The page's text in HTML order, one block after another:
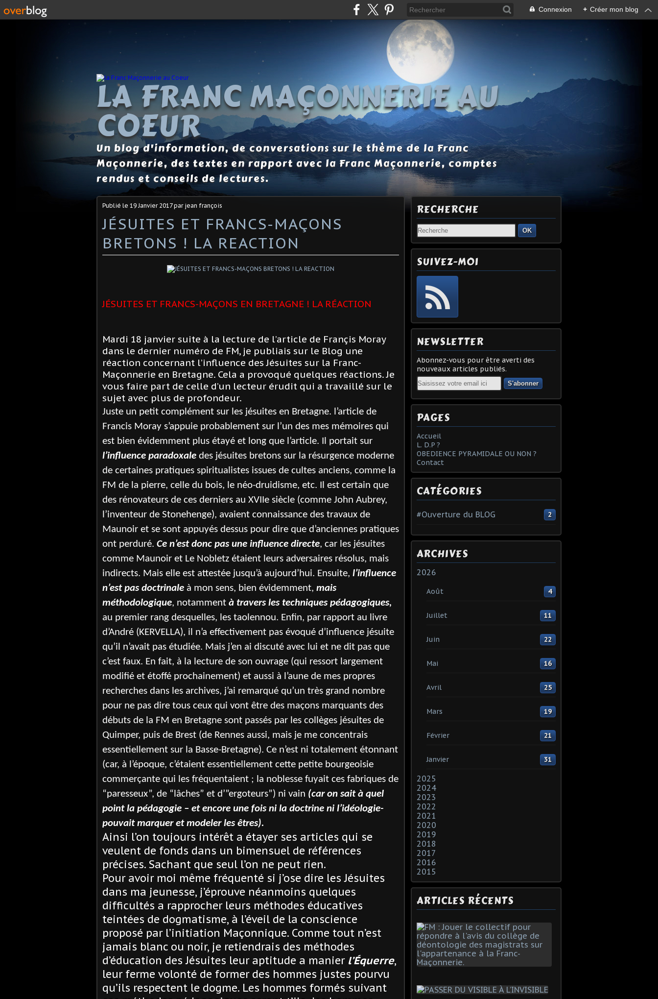
Connexion + Créer mon blog
LA FRANC MAÇONNERIE AU
COEUR
Un blog d'information, de conversations sur le thème de la Franc
Maçonnerie, des textes en rapport avec la Franc Maçonnerie, comptes
rendus et conseils de lectures.
Publié le 19 Janvier 2017par jean françois
JÉSUITES ET FRANCS-MAÇONS
BRETONS ! LA REACTION
JÉSUITES ET FRANCS-MAÇONS EN BRETAGNE ! LA RÉACTION
Mardi 18 janvier suite à la lecture de l’article de Françis Moray
dans le dernier numéro de FM, je publiais sur le Blog une
réaction concernant l’influence des Jésuites sur la Franc-
Maçonnerie en Bretagne. Cela a provoqué quelques réactions. Je
vous faire part de celle d’un lecteur érudit qui a travaillé sur le
sujet avec plus de profondeur.
Juste un petit complément sur les jésuites en Bretagne. l’article de
Francis Moray s’appuie probablement sur l’un des mes mémoires qui
est bien évidemment plus étayé et long que l’article. Il portait sur
l’influence paradoxale des jésuites bretons sur la résurgence moderne
de certaines pratiques spiritualistes issues de cultes anciens, comme la
FM de la pierre, celle du bois, le néo-druidisme, etc. Il est certain que
des rénovateurs de ces derniers au XVIIe siècle (comme John Aubrey,
l’inventeur de Stonehenge), avaient connaissance des travaux de
Maunoir et se sont appuyés dessus pour dire que d’anciennes pratiques
ont perduré. Ce n’est donc pas une influence directe, car les jésuites
comme Maunoir et Le Nobletz étaient leurs adversaires résolus, mais
indirects. Mais elle est attestée jusqu’à aujourd’hui. Ensuite, l’influence
n’est pas doctrinale à mon sens, bien évidemment, mais
méthodologique, notamment à travers les techniques pédagogiques,
au premier rang desquelles, les taolennou. Enfin, par rapport au livre
d’André (KERVELLA), il n’a effectivement pas évoqué d’influence jésuite
qu’il n’avait pas étudiée. Mais j’en ai discuté avec lui et ne dit pas que
c’est faux. En fait, à la lecture de son ouvrage (qui ressort largement
modifié et étoffé prochainement) et aussi à l’aune de mes propres
recherches dans les archives, j’ai remarqué qu’un très grand nombre
pour ne pas dire tous ceux qui vont être des maçons marquants des
débuts de la FM en Bretagne sont passés par les collèges jésuites de
Quimper, puis de Brest (de Rennes aussi, mais je me concentrais
essentiellement sur la Basse-Bretagne). Ce n’est ni totalement étonnant
(car, à l’époque, c’étaient essentiellement cette petite bourgeoisie
commerçante qui les fréquentaient ; la noblesse fuyait ces fabriques de
“paresseux”, de “lâches” et d’”ergoteurs”) ni vain (car on sait à quel
point la pédagogie – et encore une fois ni la doctrine ni l’idéologie-
pouvait marquer et modeler les êtres).
Ainsi l’on toujours intérêt a étayer ses articles qui se
veulent de fonds dans un bimensuel de références
précises. Sachant que seul l’on ne peut rien.
Pour avoir moi même fréquenté si j’ose dire les Jésuites
dans ma jeunesse, j’éprouve néanmoins quelques
difficultés a rapprocher leurs méthodes éducatives
teintées de dogmatisme, à l’éveil de la conscience
proposé par l’initiation Maçonnique. Comme tout n’est
jamais blanc ou noir, je retiendrais des méthodes
d’éducation des Jésuites leur aptitude a manier l’Équerre,
leur ferme volonté de former des hommes justes pourvu
qu’ils respectent le dogme. Les hommes formés suivant
RECHERCHE
OK
SUIVEZ-MOI
NEWSLETTER
Abonnez-vous pour être averti des
nouveaux articles publiés.
Email
PAGES
Accueil
L. D.P ?
OBEDIENCE PYRAMIDALE OU NON ?
Contact
CATÉGORIES
#Ouverture du BLOG 2
ARCHIVES
2026
Août 4
Juillet 11
Juin 22
Mai 16
Avril 25
Mars 19
Février 21
Janvier 31
2025
2024
2023
2022
2021
2020
2019
2018
2017
2016
2015
ARTICLES RÉCENTS